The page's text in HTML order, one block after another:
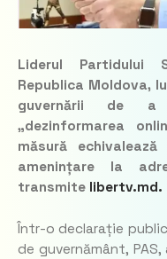
Liderul Partidului
Republica Moldova,
guvernării de a
„dezinformarea
măsură
amenințare la
transmite libertv.md.
Într-o declarație
de guvernământ,